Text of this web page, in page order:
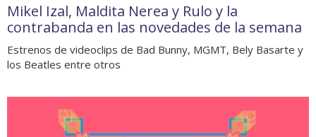
Mikel Izal, Maldita Nerea y Rulo y la
contrabanda en las novedades de la semana
Estrenos de videoclips de Bad Bunny, MGMT, Bely Basarte y
los Beatles entre otros